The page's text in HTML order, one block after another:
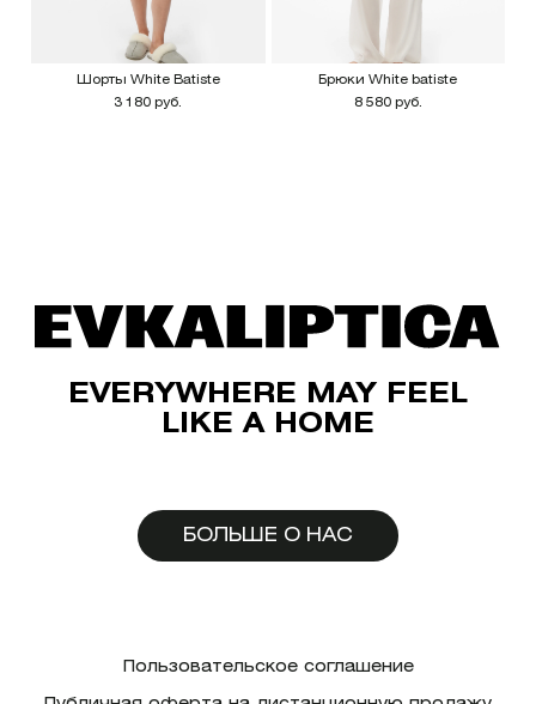
Шорты White Batiste
3 180 руб.
Брюки White batiste
8 580 руб.
EVERYWHERE MAY FEEL
LIKE A HOME
БОЛЬШЕ О НАС
Пользовательское соглашение